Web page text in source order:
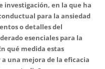
investigación, en la que ha
para la ansiedad
o detalles del
esenciales para la
qué medida estas
una mejora de la eficacia